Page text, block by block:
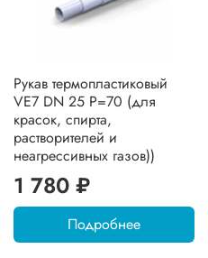
Рукав термопластиковый
VE7 DN 25 P=70 (для
красок, спирта,
растворителей и
неагрессивных газов))
1 780 ₽
Подробнее